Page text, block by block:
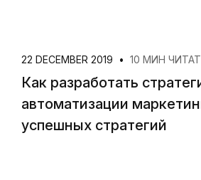
22 DECEMBER 2019 • 10 МИН
Как разработать
автоматизации
успешных стратегий